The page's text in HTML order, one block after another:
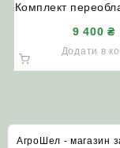
Комплект
ХТЗ-
9 400 ₴
Додати в
АгроШел - магазин